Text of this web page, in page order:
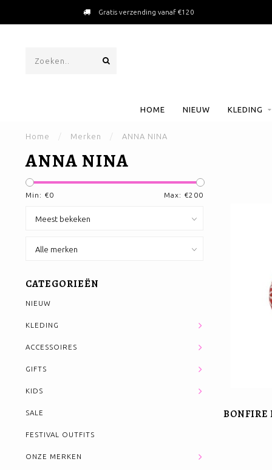
Gratis verzending vanaf €120
HOME NIEUW KLEDING
Home / Merken / ANNA NINA
ANNA NINA
Min: €0 Max: €200
CATEGORIEËN
NIEUW
KLEDING
ACCESSOIRES
GIFTS
KIDS
SALE
FESTIVAL OUTFITS
ONZE MERKEN
BONFIRE